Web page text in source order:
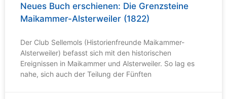
Neues Buch erschienen: Die Grenzsteine
Maikammer-Alsterweiler (1822)
Der Club Sellemols (Historienfreunde Maikammer-
Alsterweiler) befasst sich mit den historischen
Ereignissen in Maikammer und Alsterweiler. So lag es
nahe, sich auch der Teilung der Fünften